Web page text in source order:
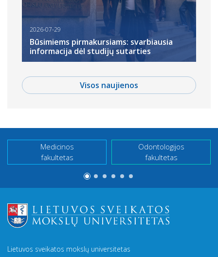
2026-07-29
Būsimiems pirmakursiams: svarbiausia
informacija dėl studijų sutarties
Visos naujienos
Medicinos
fakultetas
Odontologijos
fakultetas
Lietuvos sveikatos mokslų universitetas